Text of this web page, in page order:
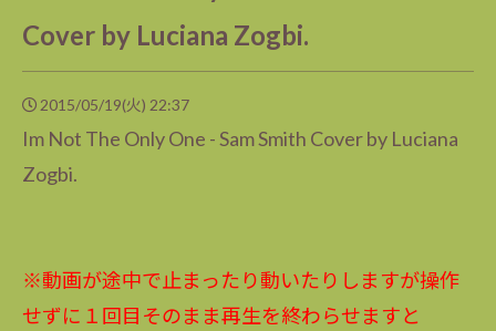
Cover by Luciana Zogbi.
2015/05/19(火) 22:37
Im Not The Only One - Sam Smith Cover by Luciana
Zogbi.
※動画が途中で止まったり動いたりしますが操作
せずに１回目そのまま再生を終わらせますと